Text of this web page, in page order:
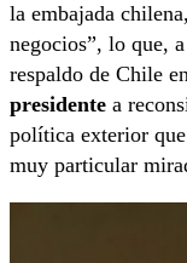
la embajada
negocios”, lo que,
respaldo de Chile
presidente a
política exterior
muy particular